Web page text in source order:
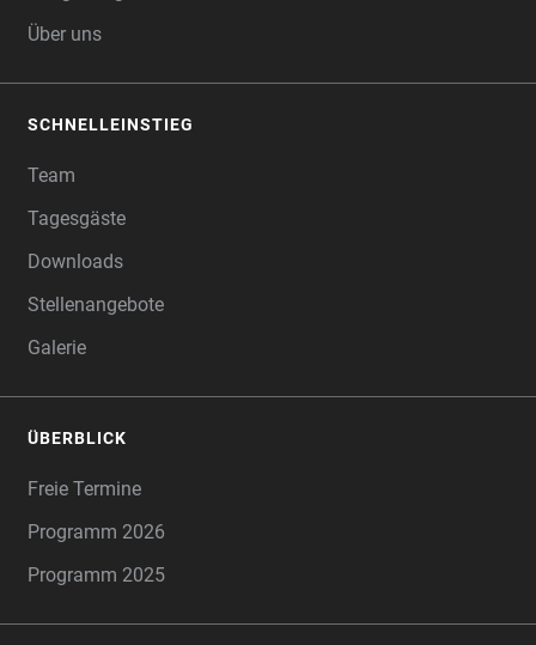
Über uns
SCHNELLEINSTIEG
Team
Tagesgäste
Downloads
Stellenangebote
Galerie
ÜBERBLICK
Freie Termine
Programm 2026
Programm 2025